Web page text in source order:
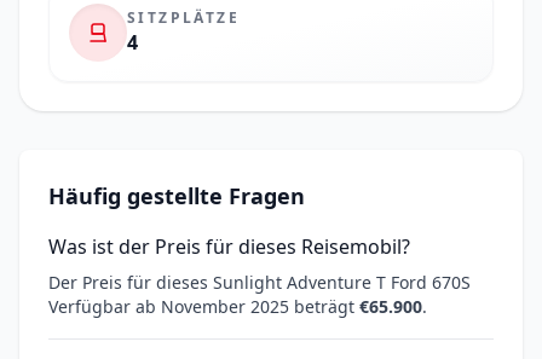
SITZPLÄTZE
4
Häufig gestellte Fragen
Was ist der Preis für dieses Reisemobil?
Der Preis für dieses Sunlight Adventure T Ford 670S
Verfügbar ab November 2025 beträgt €65.900.